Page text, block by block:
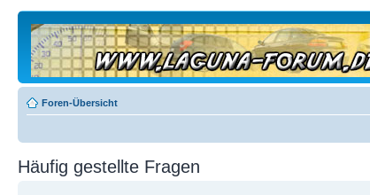
Foren-Übersicht
Häufig gestellte Fragen